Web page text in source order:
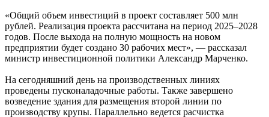
«Общий объем инвестиций в проект составляет 500 млн
рублей. Реализация проекта рассчитана на период 2025–2028
годов. После выхода на полную мощность на новом
предприятии будет создано 30 рабочих мест», — рассказал
министр инвестиционной политики Александр Марченко.
На сегодняшний день на производственных линиях
проведены пусконаладочные работы. Также завершено
возведение здания для размещения второй линии по
производству крупы. Параллельно ведется расчистка